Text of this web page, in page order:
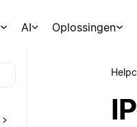
AI Oplossingen